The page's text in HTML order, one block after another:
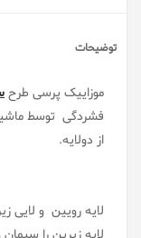
توضیحات
موزاییک پرسی طرح
فشردگی توسط
از دولایه.
لایه رویین و لایی